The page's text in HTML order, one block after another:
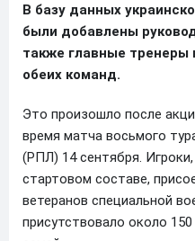
В базу данных
были добавлены
также главные тренеры
обеих команд.
Это произошло после
время матча восьмого
(РПЛ) 14 сентября.
стартовом составе,
ветеранов специальной
присутствовало около